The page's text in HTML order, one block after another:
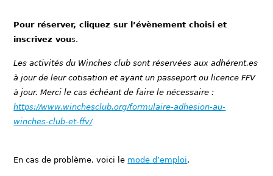
Pour réserver, cliquez sur l’évènement choisi et
inscrivez vous.
Les activités du Winches club sont réservées aux adhérent.es
à jour de leur cotisation et ayant un passeport ou licence FFV
à jour. Merci le cas échéant de faire le nécessaire :
https://www.winchesclub.org/formulaire-adhesion-au-
winches-club-et-ffv/
En cas de problème, voici le mode d’emploi.